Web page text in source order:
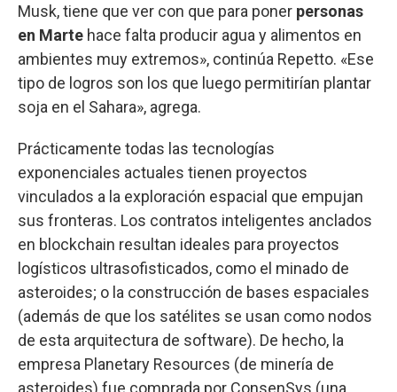
Musk, tiene que ver con que para poner personas
en Marte hace falta producir agua y alimentos en
ambientes muy extremos», continúa Repetto. «Ese
tipo de logros son los que luego permitirían plantar
soja en el Sahara», agrega.
Prácticamente todas las tecnologías
exponenciales actuales tienen proyectos
vinculados a la exploración espacial que empujan
sus fronteras. Los contratos inteligentes anclados
en blockchain resultan ideales para proyectos
logísticos ultrasofisticados, como el minado de
asteroides; o la construcción de bases espaciales
(además de que los satélites se usan como nodos
de esta arquitectura de software). De hecho, la
empresa Planetary Resources (de minería de
asteroides) fue comprada por ConsenSys (una